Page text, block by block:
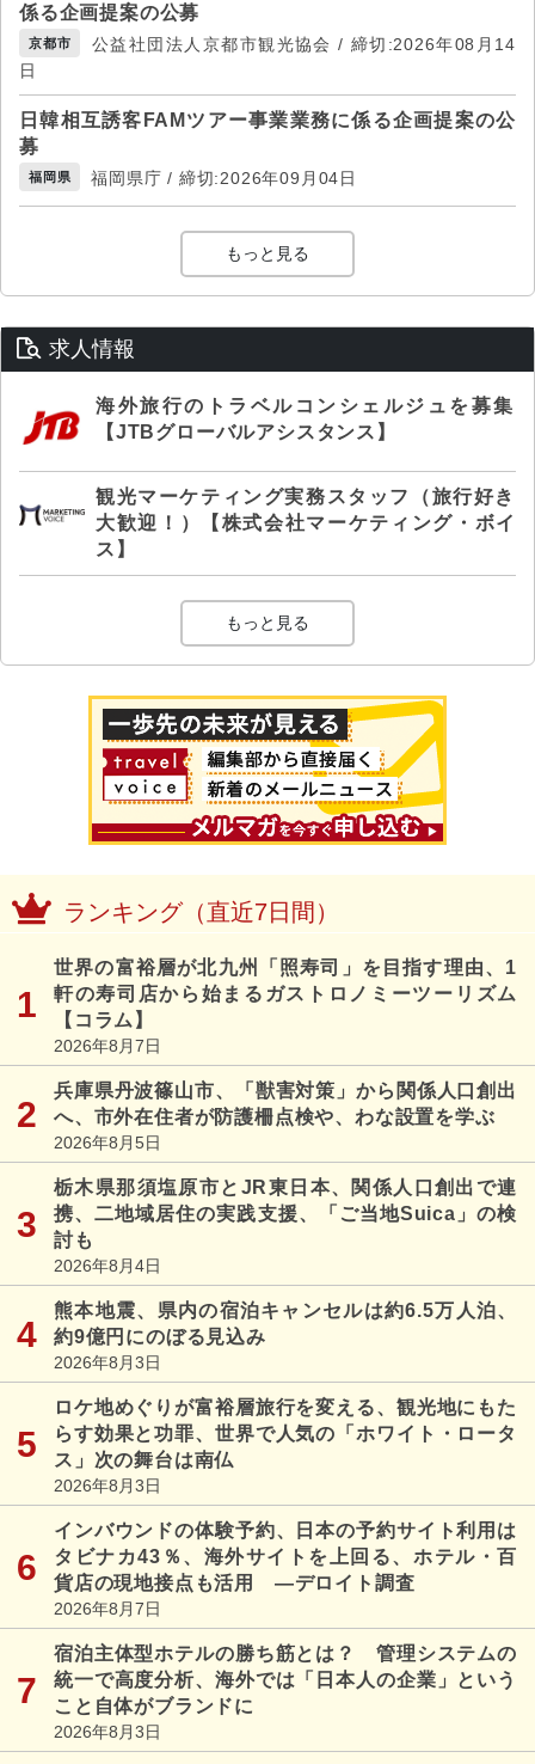
係る企画提案の公募
京都市
公益社団法人京都市観光協会 / 締切:2026年08月14
日
日韓相互誘客FAMツアー事業業務に係る企画提案の公
募
福岡県 福岡県庁 / 締切:2026年09月04日
もっと見る
求人情報
海外旅行のトラベルコンシェルジュを募集
【JTBグローバルアシスタンス】
観光マーケティング実務スタッフ（旅行好き
大歓迎！）【株式会社マーケティング・ボイ
ス】
もっと見る
ランキング（直近7日間）
世界の富裕層が北九州「照寿司」を目指す理由、1
軒の寿司店から始まるガストロノミーツーリズム
【コラム】
2026年8月7日
兵庫県丹波篠山市、「獣害対策」から関係人口創出
へ、市外在住者が防護柵点検や、わな設置を学ぶ
2026年8月5日
栃木県那須塩原市とJR東日本、関係人口創出で連
携、二地域居住の実践支援、「ご当地Suica」の検
討も
2026年8月4日
熊本地震、県内の宿泊キャンセルは約6.5万人泊、
約9億円にのぼる見込み
2026年8月3日
ロケ地めぐりが富裕層旅行を変える、観光地にもた
らす効果と功罪、世界で人気の「ホワイト・ロータ
ス」次の舞台は南仏
2026年8月3日
インバウンドの体験予約、日本の予約サイト利用は
タビナカ43％、海外サイトを上回る、ホテル・百
貨店の現地接点も活用 ―デロイト調査
2026年8月7日
宿泊主体型ホテルの勝ち筋とは？ 管理システムの
統一で高度分析、海外では「日本人の企業」という
こと自体がブランドに
2026年8月3日